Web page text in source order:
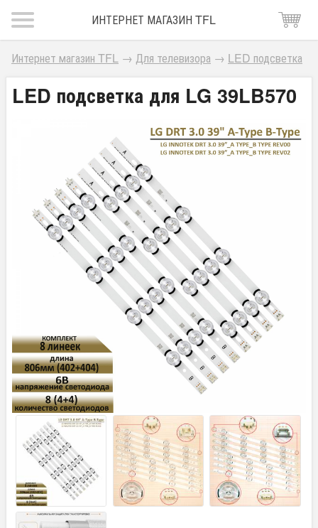
ИНТЕРНЕТ МАГАЗИН TFL
Интернет магазин TFL → Для телевизора → LED подсветка
LED подсветка для LG 39LB570